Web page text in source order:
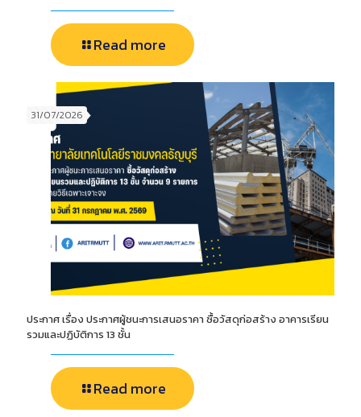
Read more
31/07/2026
ประกาศ เรื่อง ประกาศผู้ชนะการเสนอราคา ซื้อวัสดุก่อสร้าง อาคารเรียน
รวมและปฏิบัติการ 13 ชั้น
Read more